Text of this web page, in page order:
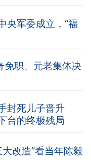
央军委成立，“福
免职、元老集体决
封死儿子晋升
台的终极残局
改造”看当年陈毅